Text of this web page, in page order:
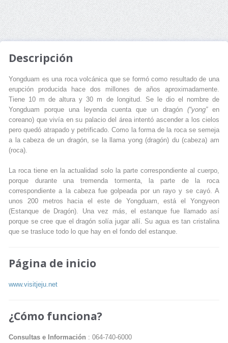
Descripción
Yongduam es una roca volcánica que se formó como resultado de una
erupción producida hace dos millones de años aproximadamente.
Tiene 10 m de altura y 30 m de longitud. Se le dio el nombre de
Yongduam porque una leyenda cuenta que un dragón (“yong”en
coreano) que vivía en su palacio del área intentó ascender a los cielos
pero quedó atrapado y petrificado. Como la forma de la roca se semeja
a la cabeza de un dragón, se la llama yong (dragón) du (cabeza) am
(roca).
La roca tiene en la actualidad solo la parte correspondiente al cuerpo,
porque durante una tremenda tormenta, la parte de la roca
correspondiente a la cabeza fue golpeada por un rayo y se cayó. A
unos 200 metros hacia el este de Yongduam, está el Yongyeon
(Estanque de Dragón). Una vez más, el estanque fue llamado así
porque se cree que el dragón solía jugar allí. Su agua es tan cristalina
que se trasluce todo lo que hay en el fondo del estanque.
Página de inicio
www.visitjeju.net
¿Cómo funciona?
Consultas e Información : 064-740-6000